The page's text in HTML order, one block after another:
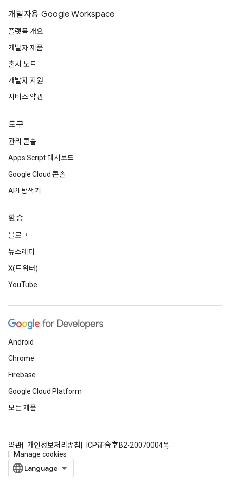
개발자용 Google Workspace
플랫폼 개요
개발자 제품
출시 노트
개발자 지원
서비스 약관
도구
관리 콘솔
Apps Script 대시보드
Google Cloud 콘솔
API 탐색기
환승
블로그
뉴스레터
X(트위터)
YouTube
Android
Chrome
Firebase
Google Cloud Platform
모든 제품
약관 개인정보처리방침
ICP证合字B2-20070004号
Manage cookies